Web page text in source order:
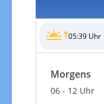
05:39 Uhr
Morgens
06 - 12 Uhr